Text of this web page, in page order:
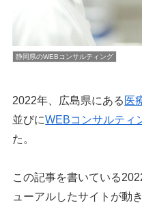
静岡県のWEBコンサルティング
2022年、広島県にある 医
並びにWEBコンサルティ
た。
この記事を書いている
ューアルしたサイトが動